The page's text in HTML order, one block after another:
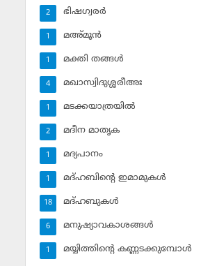
ഭിഷഗ്വരര്‍
2
മഅ്മൂന്‍
1
മക്തി തങ്ങള്‍
1
മഖാസ്വിദുശ്ശരീഅഃ
4
മടക്കയാത്രയില്‍
1
മദീന മാതൃക
2
മദ്യപാനം
1
മദ്ഹബിന്റെ ഇമാമുകള്‍
1
മദ്ഹബുകള്‍
18
മനുഷ്യാവകാശങ്ങള്‍
6
മയ്യിത്തിന്റെ കണ്ണടക്കുമ്പോള്‍
1